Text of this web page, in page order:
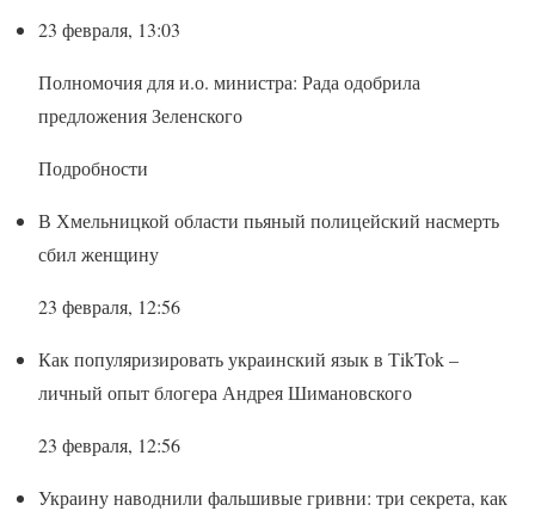
23 февраля, 13:03
Полномочия для и.о. министра: Рада одобрила
предложения Зеленского
Подробности
В Хмельницкой области пьяный полицейский насмерть
сбил женщину
23 февраля, 12:56
Как популяризировать украинский язык в ТikTok –
личный опыт блогера Андрея Шимановского
23 февраля, 12:56
Украину наводнили фальшивые гривни: три секрета, как